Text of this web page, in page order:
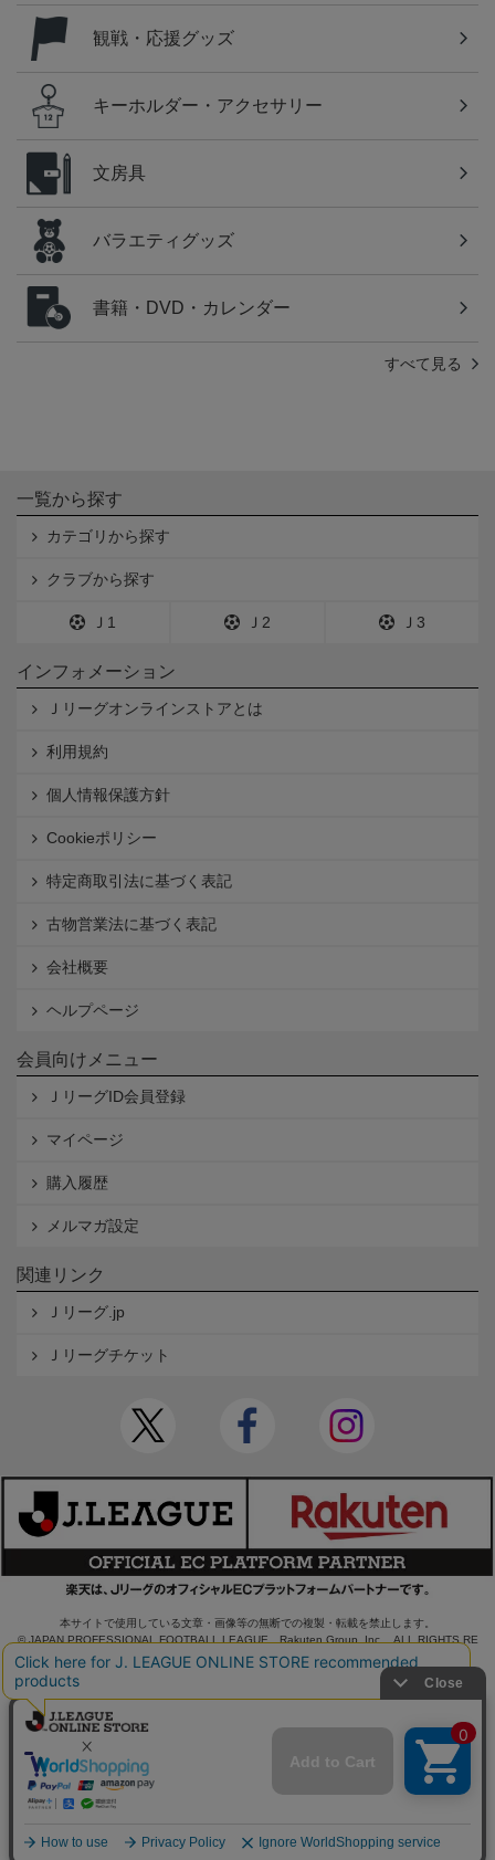
観戦・応援グッズ
キーホルダー・アクセサリー
文房具
バラエティグッズ
書籍・DVD・カレンダー
すべて見る
一覧から探す
カテゴリから探す
クラブから探す
Ｊ1 Ｊ2 Ｊ3
インフォメーション
Ｊリーグオンラインストアとは
利用規約
個人情報保護方針
Cookieポリシー
特定商取引法に基づく表記
古物営業法に基づく表記
会社概要
ヘルプページ
会員向けメニュー
ＪリーグID会員登録
マイページ
購入履歴
メルマガ設定
関連リンク
Ｊリーグ.jp
Ｊリーグチケット
本サイトで使用している文章・画像等の無断での複製・転載を禁止します。
© JAPAN PROFESSIONAL FOOTBALL LEAGUE Rakuten Group, Inc. ALL RIGHTS RE
SERVED.